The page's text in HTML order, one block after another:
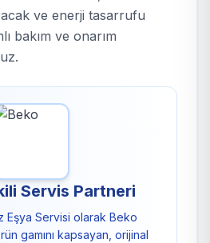
ve enerji tasarrufu
bakım ve onarım
Servis Partneri
Eşya Servisi olarak Beko
gamını kapsayan, orijinal